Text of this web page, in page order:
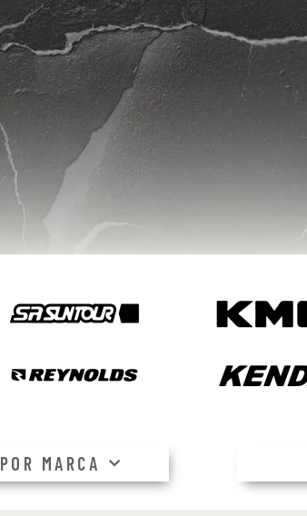
POR MARCA